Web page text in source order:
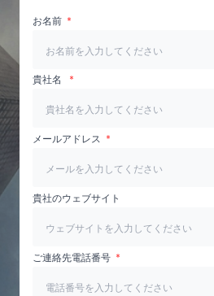
お名前
貴社名
メールアドレス
貴社のウェブサイト
ご連絡先電話番号